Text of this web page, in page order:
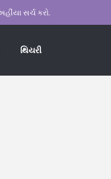
થિયરી